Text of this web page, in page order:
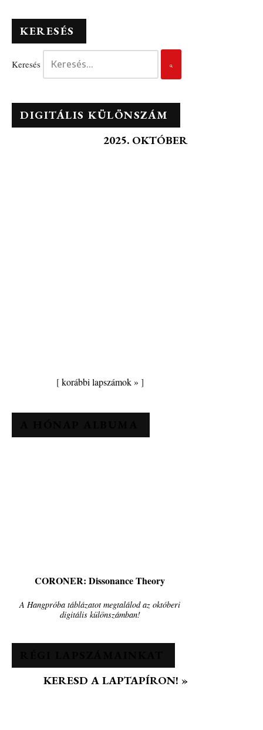
KERESÉS
Keresés
DIGITÁLIS KÜLÖNSZÁM
2025. OKTÓBER
[korábbi lapszámok » ]
CORONER: Dissonance Theory
A Hangpróba táblázatot megtalálod az októberi
digitális különszámban!
KERESD A LAPTAPÍRON! »